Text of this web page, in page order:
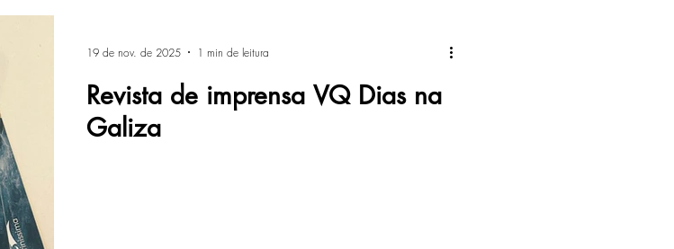
Revista de imprensa VQ Dias na
Galiza
19 de nov. de 2025 1 min de leitura